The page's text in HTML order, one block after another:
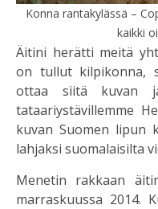
Konna rantakylässä –
kaikki
Äitini herätti meitä
on tullut kilpikonna,
ottaa siitä kuvan
tataariystävillemme
kuvan Suomen lipun
lahjaksi suomalaisilta
Menetin rakkaan
marraskuussa 2014.